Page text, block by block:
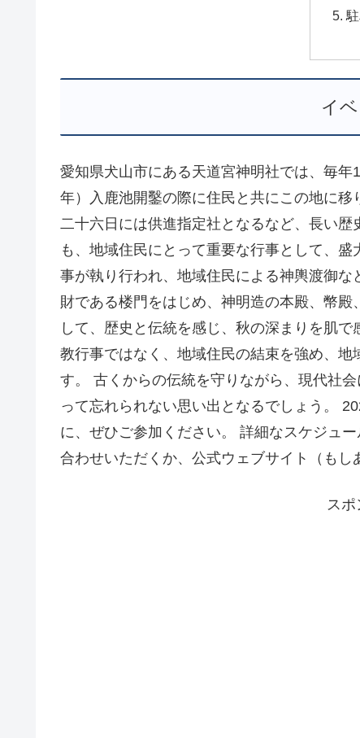
イ
愛知県犬山市にある天道宮神明社では、毎
年）入鹿池開鑿の際に住民と共にこの地に
二十六日には供進指定社となるなど、長い
も、地域住民にとって重要な行事として、
事が執り行われ、地域住民による神輿渡御
財である楼門をはじめ、神明造の本殿、幣
して、歴史と伝統を感じ、秋の深まりを肌
教行事ではなく、地域住民の結束を強め、
す。 古くからの伝統を守りながら、現代社
って忘れられない思い出となるでしょう。
に、ぜひご参加ください。 詳細なスケジュ
合わせいただくか、公式ウェブサイト（もし
スポ